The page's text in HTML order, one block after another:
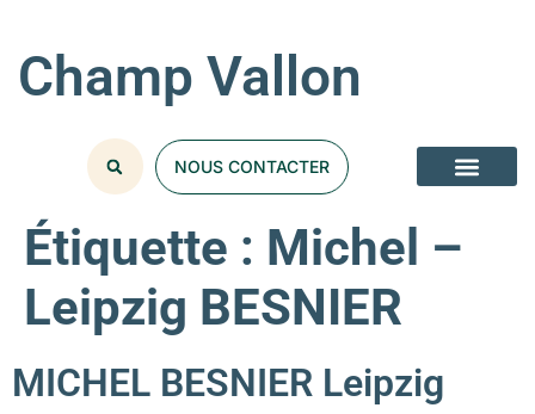
Champ Vallon
NOUS CONTACTER
Étiquette : Michel –
Leipzig BESNIER
MICHEL BESNIER Leipzig